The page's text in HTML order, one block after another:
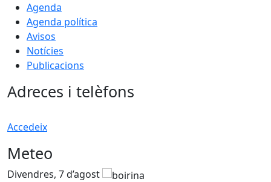
Agenda
Agenda política
Avisos
Notícies
Publicacions
Adreces i telèfons
Accedeix
Meteo
Divendres, 7 d’agost